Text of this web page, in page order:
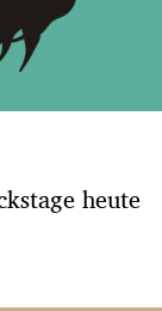
heute